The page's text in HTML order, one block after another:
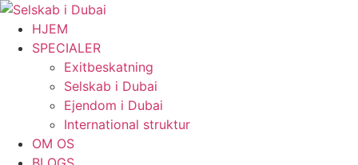
Videre
indhold
HJEM
SPECIALER
Exitbeskatning
Selskab i Dubai
Ejendom i Dubai
International struktur
OM OS